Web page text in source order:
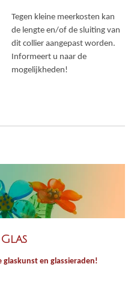
Tegen kleine meerkosten kan
de lengte en/of de sluiting van
dit collier aangepast worden.
Informeert u naar de
mogelijkheden!
en glassieraden!